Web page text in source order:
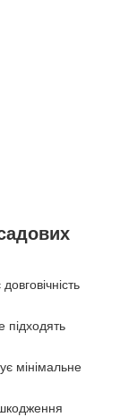
підходять
мінімальне